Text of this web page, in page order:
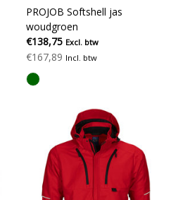
PROJOB Softshell jas
woudgroen
€138,75 Excl. btw
€167,89 Incl. btw